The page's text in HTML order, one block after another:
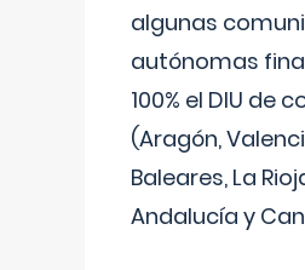
algunas
autónomas
100% el DIU de
(Aragón,
Baleares, La
Andalucía y